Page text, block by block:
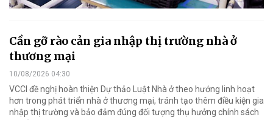
Cần gỡ rào cản gia nhập thị trường nhà ở
thương mại
10/08/2026 04:30
VCCI đề nghị hoàn thiện Dự thảo Luật Nhà ở theo hướng linh hoạt
hơn trong phát triển nhà ở thương mại, tránh tạo thêm điều kiện gia
nhập thị trường và bảo đảm đúng đối tượng thụ hưởng chính sách